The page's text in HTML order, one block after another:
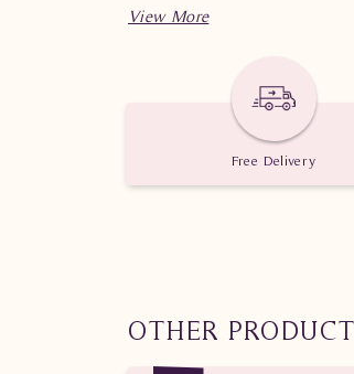
Nilai karat : 0.695 karat
Free Delivery
OTHER PRODUCT